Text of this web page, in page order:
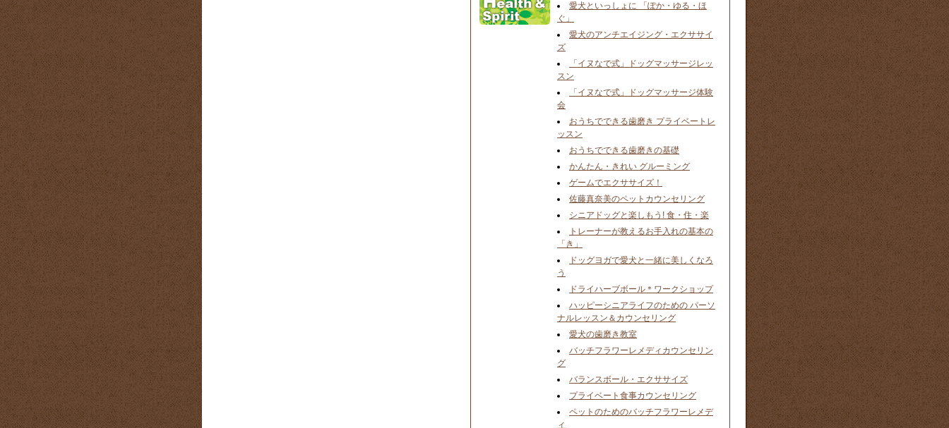
愛犬といっしょに 「ぽか・ゆる・ほ
ぐ」
愛犬のアンチエイジング・エクササイ
ズ
「イヌなで式」ドッグマッサージレッ
スン
「イヌなで式」ドッグマッサージ体験
会
おうちでできる歯磨き プライベートレ
ッスン
おうちでできる歯磨きの基礎
かんたん・きれい グルーミング
ゲームでエクササイズ！
佐藤真奈美のペットカウンセリング
シニアドッグと楽しもう! 食・住・楽
トレーナーが教えるお手入れの基本の
「き」
ドッグヨガで愛犬と一緒に美しくなろ
う
ドライハーブボール＊ワークショップ
ハッピーシニアライフのための パーソ
ナルレッスン＆カウンセリング
愛犬の歯磨き教室
バッチフラワーレメディカウンセリン
グ
バランスボール・エクササイズ
プライベート食事カウンセリング
ペットのためのバッチフラワーレメデ
ィ